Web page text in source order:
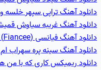
دانلود آهنگ تراپی سپهر
دانلود آهنگ غريبه سیاوش
دانلود آهنگ فیانسی (Fiancee) کوروش + متن آهنگ
دانلود آهنگ سینه پره سهراب
دانلود ریمیکس کاری که با